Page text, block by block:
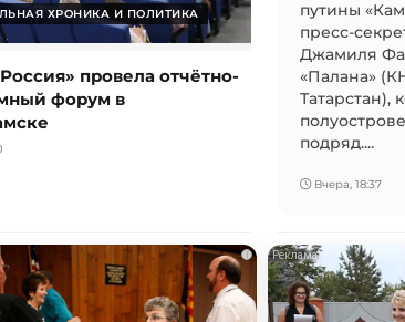
ХРОНИКА И ПОЛИТИКА
провела отчётно-
форум в
путины
пресс-
Джамиля
«Палана»
Татарстан),
подряд....
Вчера, 18:37
i